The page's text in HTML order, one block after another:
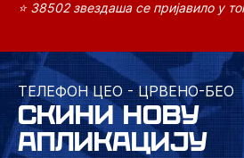
⭐ 38502 звездаша се пријавило у
ТЕЛЕФОН ЦЕО - ЦРВЕНО-БЕО
СКИНИ НОВУ
АПЛИКАЦИЈУ